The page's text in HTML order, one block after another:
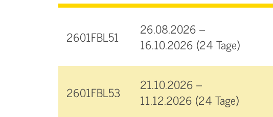
2601FBL51
26.08.2026 –
16.10.2026 (24 Tage)
2601FBL53
21.10.2026 –
11.12.2026 (24 Tage)